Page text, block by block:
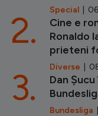
Special |
Cine e
Ronaldo
prieteni
Diverse |
2.
Dan
Bundesliga
3.